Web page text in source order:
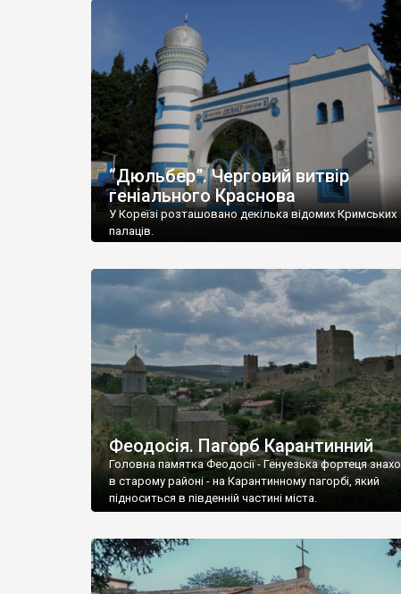
“Дюльбер”. Черговий витвір
геніального Краснова
У Кореїзі розташовано декілька відомих Кримських
палаців.
Феодосія. Пагорб Карантинний
Головна памятка Феодосії - Генуезька фортеця
в старому районі - на Карантинному пагорбі, який
підноситься в південній частині міста.